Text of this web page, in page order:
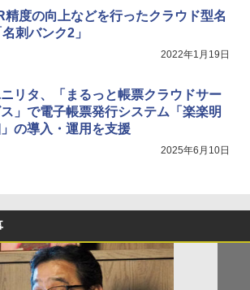
精度の向上などを行ったクラウド型名
刺バンク2」
2022年1月19日
リタ、「まるっと帳票クラウドサー
ス」で電子帳票発行システム「楽楽明
の導入・運用を支援
2025年6月10日